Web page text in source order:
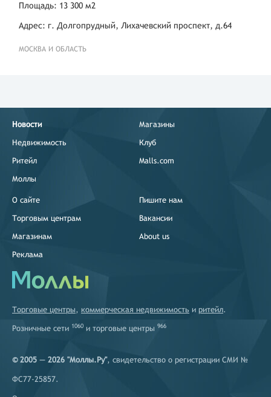
Площадь: 13 300 м2
Адрес: г. Долгопрудный, Лихачевский проспект, д.64
МОСКВА И ОБЛАСТЬ
Новости
Недвижимость
Ритейл
Моллы
Магазины
Клуб
Malls.com
О сайте
Торговым центрам
Магазинам
Реклама
Пишите нам
Вакансии
About us
Торговые центры, коммерческая недвижимость и ритейл.
Розничные сети 1060 и торговые центры 966
© 2005 — 2026 "Моллы.Ру", свидетельство о регистрации СМИ №
ФС77-25857.